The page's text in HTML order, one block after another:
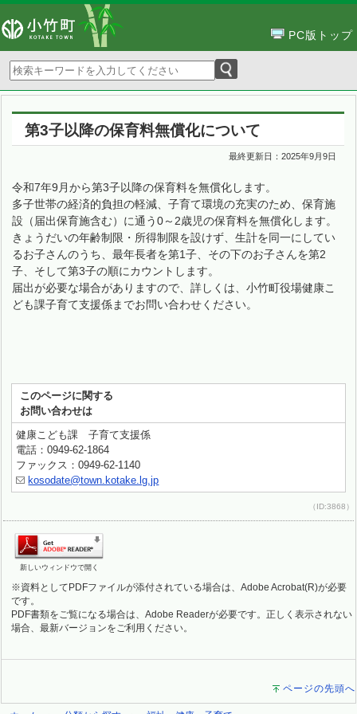
PC版トップ
第3子以降の保育料無償化について
最終更新日：2025年9月9日
令和7年9月から第3子以降の保育料を無償化します。
多子世帯の経済的負担の軽減、子育て環境の充実のため、保育施
設（届出保育施含む）に通う0～2歳児の保育料を無償化します。
きょうだいの年齢制限・所得制限を設けず、生計を同一にしてい
るお子さんのうち、最年長者を第1子、その下のお子さんを第2
子、そして第3子の順にカウントします。
届出が必要な場合がありますので、詳しくは、小竹町役場健康こ
ども課子育て支援係までお問い合わせください。
このページに関する
お問い合わせは
健康こども課 子育て支援係
電話：0949-62-1864
ファックス：0949-62-1140
kosodate@town.kotake.lg.jp
（ID:3868）
新しいウィンドウで開く
※資料としてPDFファイルが添付されている場合は、Adobe Acrobat(R)が必要
です。
PDF書類をご覧になる場合は、Adobe Readerが必要です。正しく表示されない
場合、最新バージョンをご利用ください。
ページの先頭へ